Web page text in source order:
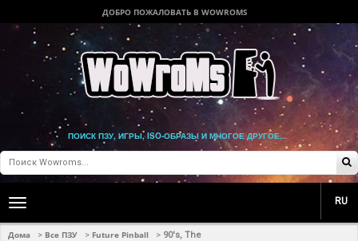
ДОБРО ПОЖАЛОВАТЬ В WOWROMS
ПОИСК ПЗУ, ИГРЫ, ISO-ОБРАЗЫ И МНОГОЕ ДРУГОЕ...
Toggle
navigation
RU
Дома > Все ПЗУ > Future Pinball > 90's, The